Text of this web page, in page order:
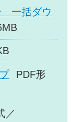
一括ダウ
PDF形
／